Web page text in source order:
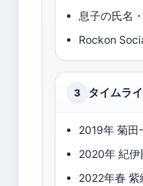
息子の氏名
Rockon
3 タイムラ
2019年 菊田
2020年 紀
2022年春